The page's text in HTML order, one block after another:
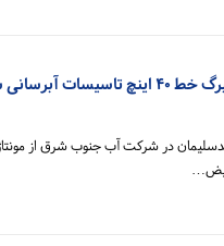
مونتاژ پمپ رزرو هالبرگ خط ۴۰ اینچ